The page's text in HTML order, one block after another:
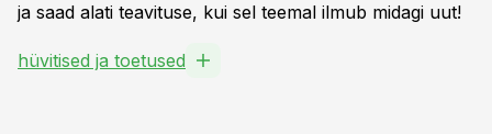
ja saad alati teavituse, kui sel teemal ilmub midagi uut!
hüvitised ja toetused